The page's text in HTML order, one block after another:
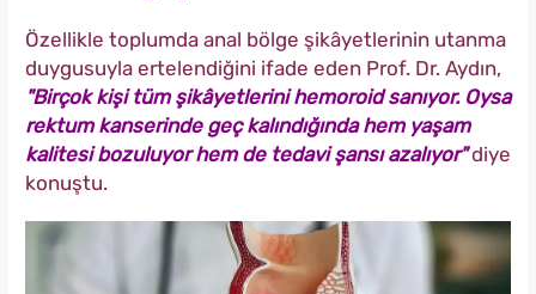
Özellikle toplumda anal bölge şikâyetlerinin utanma
duygusuyla ertelendiğini ifade eden Prof. Dr. Aydın,
"Birçok kişi tüm şikâyetlerini hemoroid sanıyor. Oysa
rektum kanserinde geç kalındığında hem yaşam
kalitesi bozuluyor hem de tedavi şansı azalıyor"diye
konuştu.